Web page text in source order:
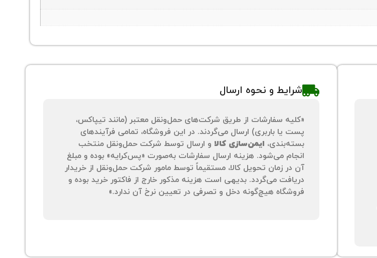
شرایط و نحوه ارسال
«کلیه سفارشات از طریق شرکت‌های حمل‌ونقل معتبر (مانند تیپاکس،
پست یا باربری) ارسال می‌گردند. در این فروشگاه، تمامی فرآیندهای
بسته‌بندی، ایمن‌سازی کالا و ارسال توسط شرکت حمل‌ونقل منتخب
انجام می‌شود. هزینه ارسال سفارشات به‌صورت «پس‌کرایه» بوده و مبلغ
آن در زمان تحویل کالا، مستقیماً توسط مامور شرکت حمل‌ونقل از خریدار
دریافت می‌گردد. بدیهی است هزینه مذکور خارج از فاکتور خرید بوده و
فروشگاه هیچ‌گونه دخل و تصرفی در تعیین نرخ آن ندارد.»